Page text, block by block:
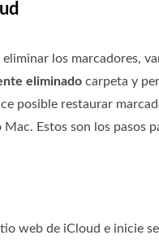
eliminar los marcadores,
eliminado carpeta y
posible restaurar
Mac. Estos son los pasos
web de iCloud e inicie